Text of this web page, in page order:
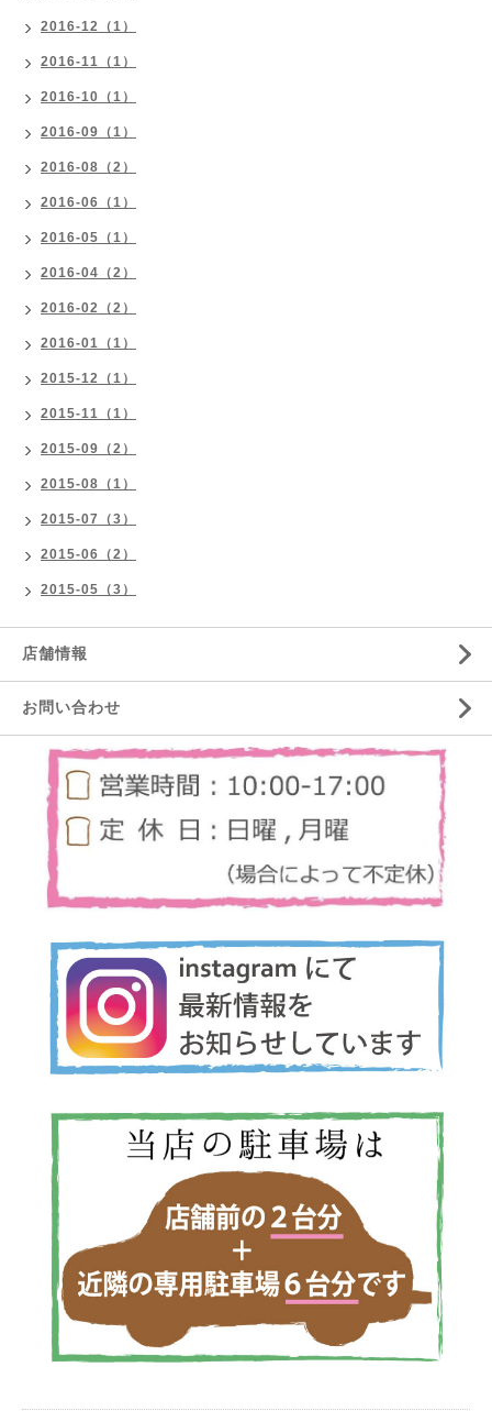
2016-12（1）
2016-11（1）
2016-10（1）
2016-09（1）
2016-08（2）
2016-06（1）
2016-05（1）
2016-04（2）
2016-02（2）
2016-01（1）
2015-12（1）
2015-11（1）
2015-09（2）
2015-08（1）
2015-07（3）
2015-06（2）
2015-05（3）
店舗情報
お問い合わせ